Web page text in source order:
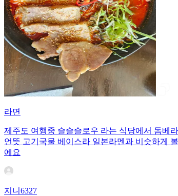
라면
제주도 여행중 슬슬슬로우 라는 식당에서 돔베
언뜻 고기국물 베이스라 일본라멘과 비슷하게
에요
지니6327